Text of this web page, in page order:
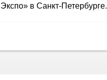
Экспо» в Санкт-Петербурге.